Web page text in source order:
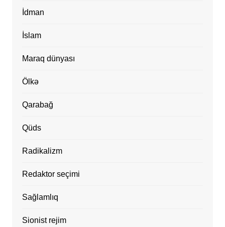
İdman
İslam
Maraq dünyası
Ölkə
Qarabağ
Qüds
Radikalizm
Redaktor seçimi
Sağlamlıq
Sionist rejim